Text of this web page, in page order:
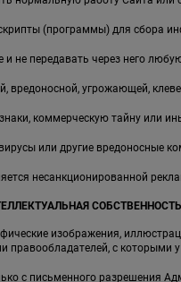
(программы) для сбора
и не передавать через него
вредоносной, угрожающей,
коммерческую тайну или
или другие вредоносные
несанкционированной
СОБСТВЕННОСТЬ
изображения,
с
с письменного разрешения